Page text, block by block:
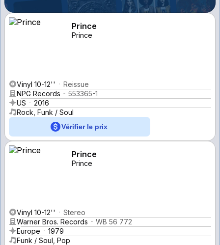
Prince
Prince
Vinyl 10-12''
Reissue
NPG Records
553365-1
US
2016
Rock, Funk / Soul
Vérifier le prix
Prince
Prince
Vinyl 10-12''
Stereo
Warner Bros. Records
WB 56 772
Europe
1979
Funk / Soul, Pop